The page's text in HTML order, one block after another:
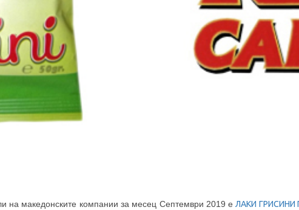
на македонските компании за месец Септември 2019 еЛАКИ ГРИСИНИ